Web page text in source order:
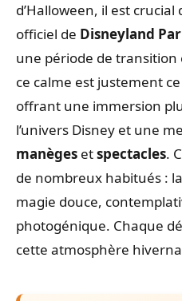
d’Halloween, il est
officiel de Disneyland
une période de transition
ce calme est justement
offrant une immersion
l’univers Disney et une
manèges etspectacles.
de nombreux habitués :
magie douce,
photogénique. Chaque
cette atmosphère